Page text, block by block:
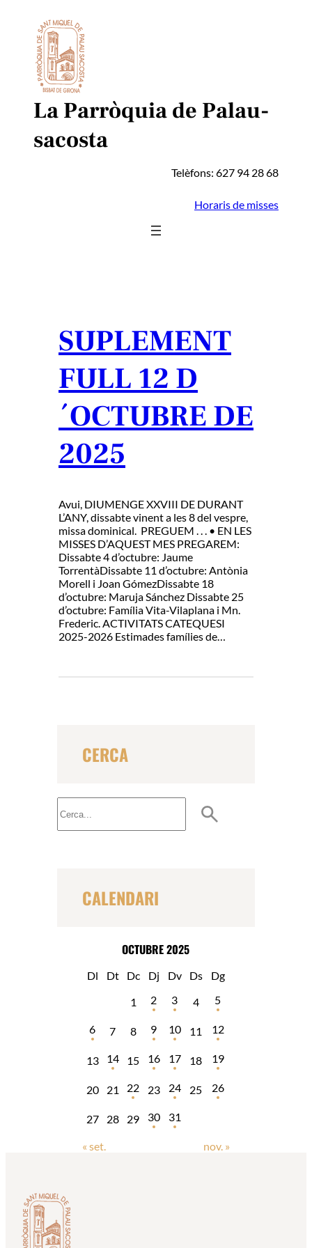
contingut
La Parròquia de Palau-
sacosta
Telèfons: 627 94 28 68
Horaris de misses
SUPLEMENT
FULL 12 D
´OCTUBRE DE
2025
Avui, DIUMENGE XXVIII DE DURANT
L’ANY, dissabte vinent a les 8 del vespre,
missa dominical. PREGUEM . . . • EN LES
MISSES D’AQUEST MES PREGAREM:
Dissabte 4 d’octubre: Jaume
TorrentàDissabte 11 d’octubre: Antònia
Morell i Joan GómezDissabte 18
d’octubre: Maruja Sánchez Dissabte 25
d’octubre: Família Vita-Vilaplana i Mn.
Frederic. ACTIVITATS CATEQUESI
2025-2026 Estimades famílies de…
CERCA
u
s
CALENDARI
OCTUBRE 2025
Dl Dt Dc Dj Dv Ds
Dg
1
2 3 4 5
6 7 8 9 10 11 12
13 14 15 16 17 18 19
20 21 22 23 24 25 26
27 28 29 30 31
« set. nov. »